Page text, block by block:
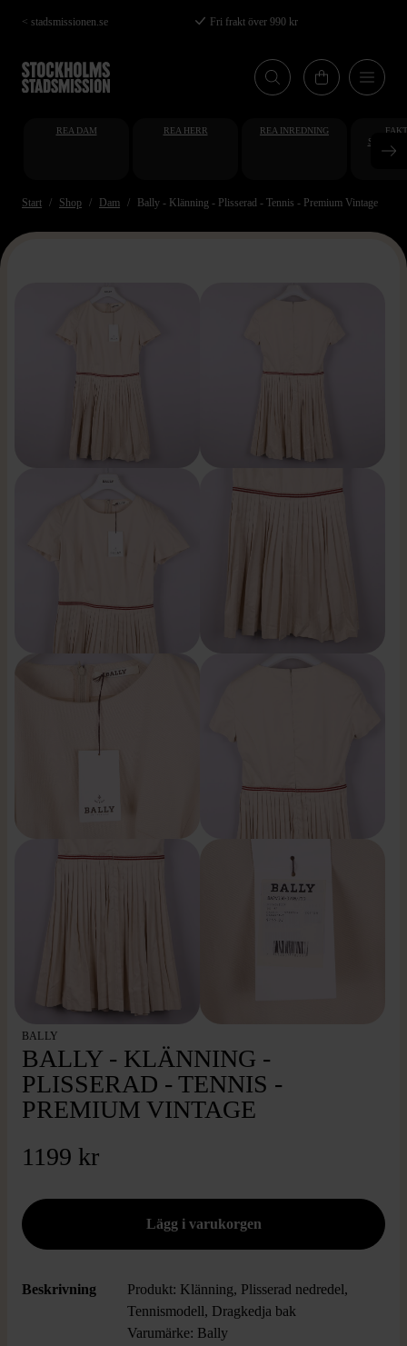
Hoppa
till
huvudinnehåll
< stadsmissionen.se Fri frakt över 990 kr
REA DAM REA HERR REA INREDNING
Start Shop Dam Bally - Klänning - Plisserad - Tennis - Premium Vintage
BALLY
BALLY - KLÄNNING -
PLISSERAD - TENNIS -
PREMIUM VINTAGE
1199 kr
Beskrivning
Produkt: Klänning, Plisserad nedredel,
Tennismodell, Dragkedja bak
Varumärke: Bally